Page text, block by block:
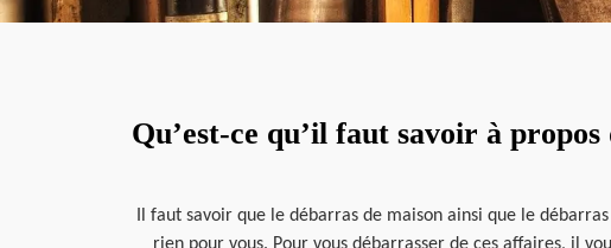
Qu’est-ce qu’il faut savoir à
Il faut savoir que le débarras de maison ainsi que le
rien pour vous. Pour vous débarrasser de ces affaires, il